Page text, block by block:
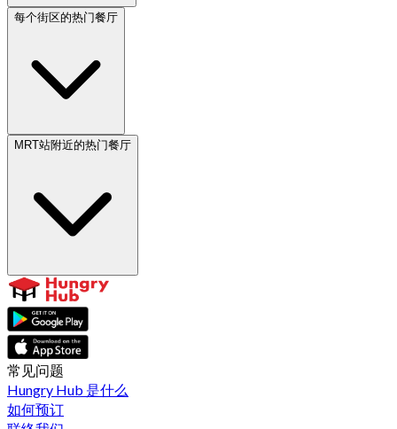
每个街区的热门餐厅
MRT站附近的热门餐厅
常见问题
Hungry Hub 是什么
如何预订